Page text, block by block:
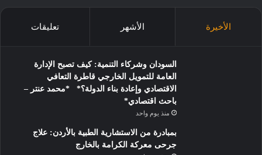
الأخيرة الأشهر تعليقات
السودان وشركاء التنمية: كيف تصبح الإدارة
العامة للتمويل الخارجي قاطرة التعافي
الاقتصادي وإعادة بناء الدولة؟* *محمد عنتر –
باحث اقتصادي*
منذ يوم واحد
بمبادرة من الاستشارية الطبية بالأردن: علاج
جرحى معركة الكرامة بالخارج